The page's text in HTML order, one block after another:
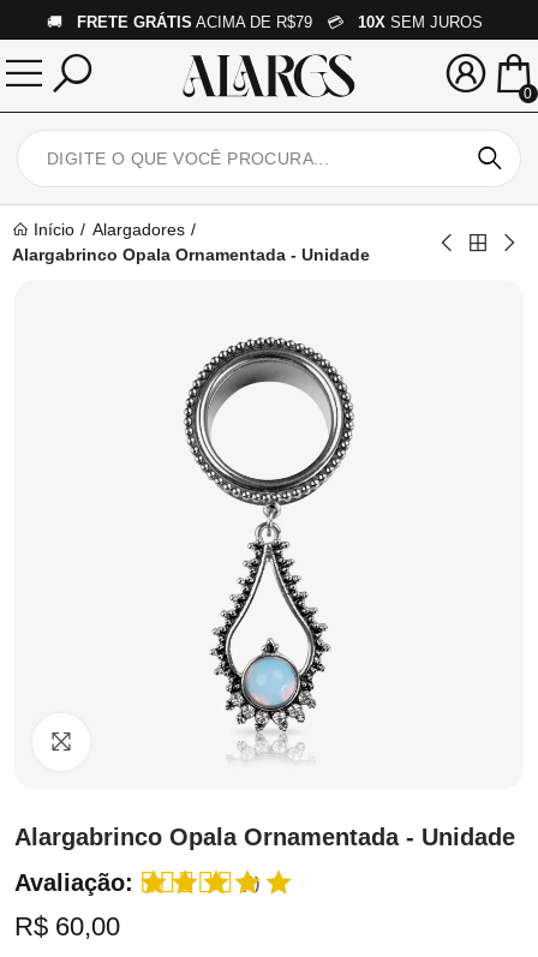
🚚 FRETE GRÁTIS ACIMA DE R$79 💳 10X SEM JUROS
0
Início
Alargadores
Alargabrinco Opala Ornamentada - Unidade
Clique para ampliar
Alargabrinco Opala Ornamentada - Unidade
Avaliação:
(1)
R$ 60,00